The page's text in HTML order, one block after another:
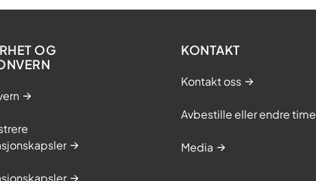
OG
KONTAKT
Kontakt oss
Avbestille eller endre time
Media